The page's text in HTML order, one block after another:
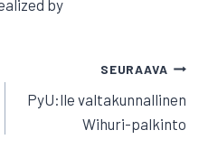
by
SEURAAVA
PyU:lle valtakunnallinen
Wihuri-palkinto